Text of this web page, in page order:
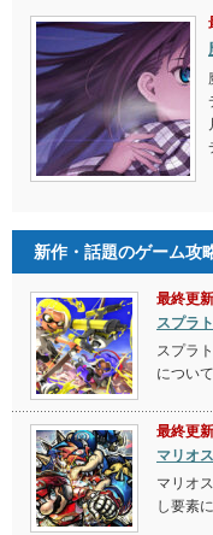
新作・話題のゲーム攻
最終更
スプラ
スプラ
につい
最終更
マリオ
マリオ
し要素